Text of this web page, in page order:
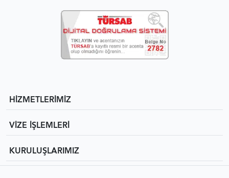
HİZMETLERİMİZ
VİZE İŞLEMLERİ
KURULUŞLARIMIZ